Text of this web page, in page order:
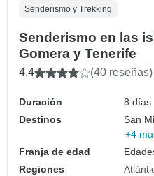
Senderismo y Trekking
Senderismo en las
Gomera y Tenerife
4.4 (40 reseñas)
Duración
8 días
Destinos
San
+4
Franja de edad
Regiones